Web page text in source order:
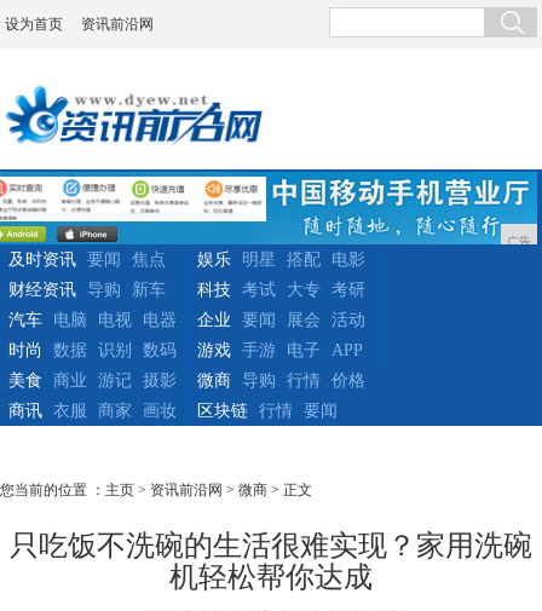
设为首页 资讯前沿网
广告
及时资讯 要闻
焦点
财经资讯
导购 新车
娱乐 明星 搭配
电影
科技
考试 大专
考研
汽车
电脑 电视
电器
时尚
数据 识别 数码
企业 要闻 展会
活动
游戏
手游 电子
APP
美食
商业 游记
摄影
商讯
衣服 商家 画妆
微商 导购 行情
价格
区块链
行情 要闻
您当前的位置 ： 主页 > 资讯前沿网 > 微商 > 正文
只吃饭不洗碗的生活很难实现？家用洗碗
机轻松帮你达成